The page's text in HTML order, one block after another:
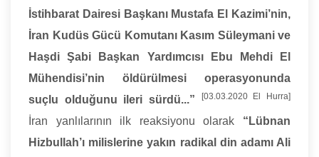
İstihbarat Dairesi Başkanı Mustafa El Kazimi’nin,
İran Kudüs Gücü Komutanı Kasım Süleymani ve
Haşdi Şabi Başkan Yardımcısı Ebu Mehdi El
Mühendisi’nin öldürülmesi operasyonunda
suçlu olduğunu ileri sürdü...”
[03.03.2020 El Hurra]
İran yanlılarının ilk reaksiyonu olarak “Lübnan
Hizbullah’ı milislerine yakın radikal din adamı Ali